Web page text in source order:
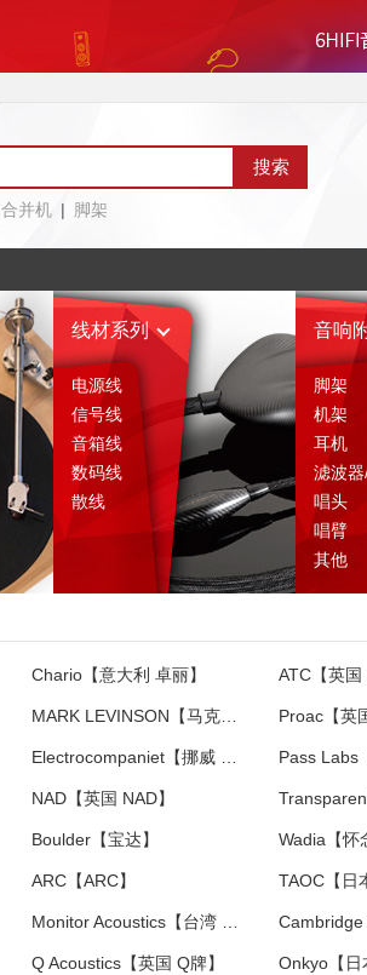
合并机 | 脚架
线材系列
电源线
信号线
音箱线
数码线
散线
音响
脚架
机架
耳机
滤波
唱头
唱臂
其他
Chario【意大利 卓丽】 ATC【英国
MARK LEVINSON【马克莱文森】 Proac【英
Pass Labs
NAD【英国 NAD】
Boulder【宝达】 Wadia【怀
ARC【ARC】 TAOC【日
Q Acoustics【英国 Q牌】 Onkyo【日